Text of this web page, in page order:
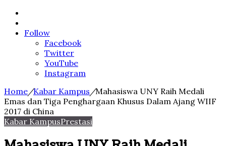
Follow
Facebook
Twitter
YouTube
Instagram
Home/Kabar Kampus/Mahasiswa UNY Raih Medali
Emas dan Tiga Penghargaan Khusus Dalam Ajang WIIF
2017 di China
Kabar KampusPrestasi